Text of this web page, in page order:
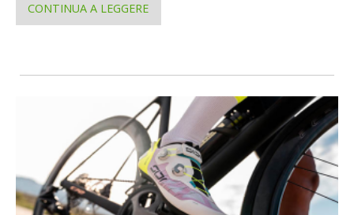
CONTINUA A LEGGERE